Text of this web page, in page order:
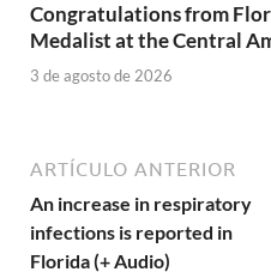
Congratulations from
Medalist at the Central
3 de agosto de 2026
ARTÍCULO ANTERIOR
An increase in respiratory
infections is reported in
Florida (+ Audio)